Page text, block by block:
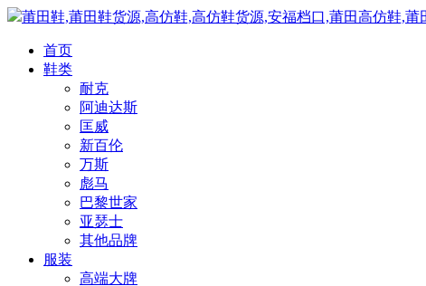
莆田鞋,莆田鞋货源,高仿鞋,高仿鞋货源,安福档口,莆田高仿鞋,
首页
鞋类
耐克
阿迪达斯
匡威
新百伦
万斯
彪马
巴黎世家
亚瑟士
其他品牌
服装
高端大牌